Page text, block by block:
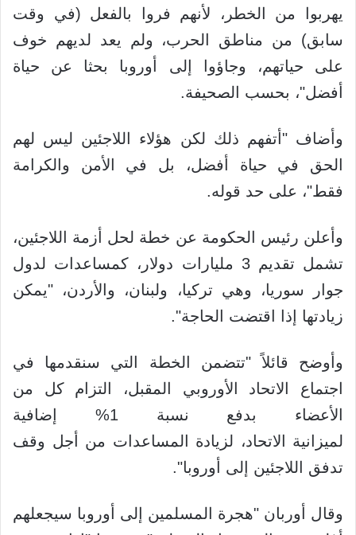
يهربوا من الخطر، لأنهم فروا بالفعل (في وقت
سابق) من مناطق الحرب، ولم يعد لديهم خوف
على حياتهم، وجاؤوا إلى أوروبا بحثا عن حياة
أفضل"، بحسب الصحيفة.
وأضاف "أتفهم ذلك لكن هؤلاء اللاجئين ليس لهم
الحق في حياة أفضل، بل في الأمن والكرامة
فقط"، على حد قوله.
وأعلن رئيس الحكومة عن خطة لحل أزمة اللاجئين،
تشمل تقديم 3 مليارات دولار، كمساعدات لدول
جوار سوريا، وهي تركيا، ولبنان، والأردن، "يمكن
زيادتها إذا اقتضت الحاجة".
وأوضح قائلاً "تتضمن الخطة التي سنقدمها في
اجتماع الاتحاد الأوروبي المقبل، التزام كل من
الأعضاء بدفع نسبة 1% إضافية
لميزانية الاتحاد، لزيادة المساعدات من أجل وقف
تدفق اللاجئين إلى أوروبا".
وقال أوربان "هجرة المسلمين إلى أوروبا سيجعلهم